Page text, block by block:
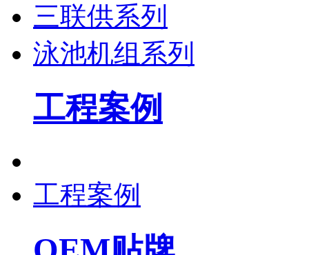
三联供系列
泳池机组系列
工程案例
工程案例